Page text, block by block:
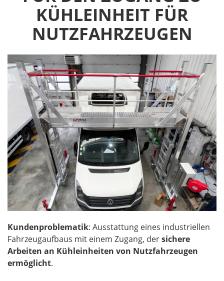
KÜHLEINHEIT FÜR
NUTZFAHRZEUGEN
Kundenproblematik: Ausstattung eines industriellen
Fahrzeugaufbaus mit einem Zugang, dersichere
Arbeiten an Kühleinheiten von Nutzfahrzeugen
ermöglicht.